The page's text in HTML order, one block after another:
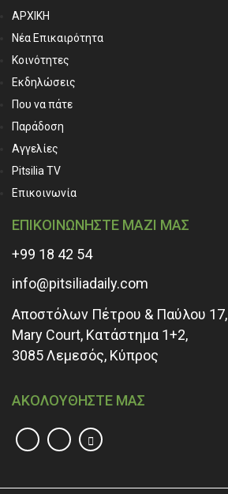
ΑΡΧΙΚΗ
Νέα Επικαιρότητα
Κοινότητες
Εκδηλώσεις
Που να πάτε
Παράδοση
Αγγελίες
Pitsilia TV
Επικοινωνία
ΕΠΙΚΟΙΝΩΝΗΣΤΕ ΜΑΖΙ ΜΑΣ
+99 18 42 54
info@pitsiliadaily.com
Αποστόλων Πέτρου & Παύλου 17,
Mary Court, Κατάστημα 1+2,
3085 Λεμεσός, Κύπρος
ΑΚΟΛΟΥΘΗΣΤΕ ΜΑΣ